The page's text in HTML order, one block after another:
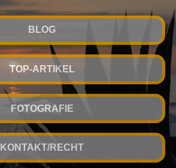
BLOG
TOP-ARTIKEL
FOTOGRAFIE
KONTAKT/RECHT